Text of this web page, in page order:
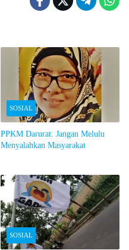
SOSIAL
PPKM Darurat: Jangan Melulu
Menyalahkan Masyarakat
SOSIAL